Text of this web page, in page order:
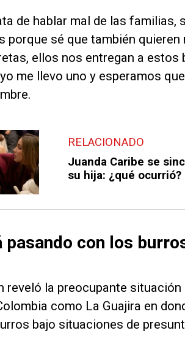
de hablar mal de las familias,
porque sé que también
ellos nos entregan a estos
me llevo uno y esperamos
RELACIONADO
Juanda Caribe se
su hija: ¿qué ocurrió?
pasando con los
reveló la preocupante
como La Guajira en
bajo situaciones de